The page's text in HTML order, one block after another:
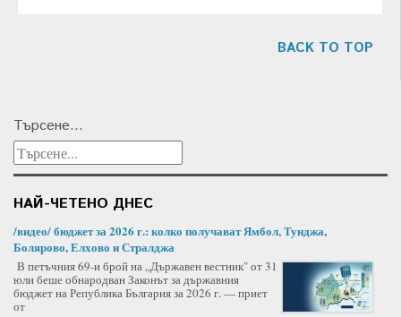
BACK TO TOP
Търсене...
НАЙ-ЧЕТЕНО ДНЕС
/видео/ бюджет за 2026 г.: колко получават Ямбол, Тунджа,
Болярово, Елхово и Стралджа
В петъчния 69-и брой на „Държавен вестник" от 31
юли беше обнародван Законът за държавния
бюджет на Република България за 2026 г. — приет
от